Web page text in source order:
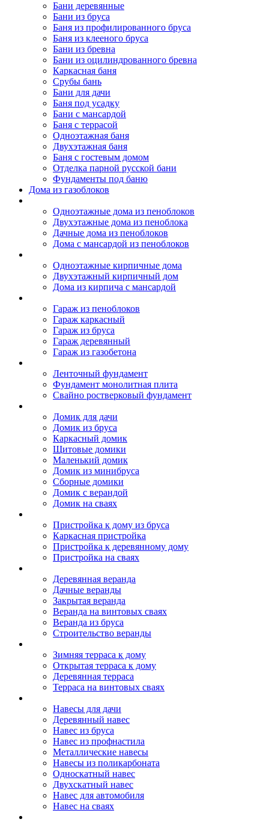
Бани деревянные
Бани из бруса
Баня из профилированного бруса
Баня из клееного бруса
Бани из бревна
Бани из оцилиндрованного бревна
Каркасная баня
Срубы бань
Бани для дачи
Баня под усадку
Бани с мансардой
Баня с террасой
Одноэтажная баня
Двухэтажная баня
Баня с гостевым домом
Отделка парной русской бани
Фундаменты под баню
Дома из газоблоков
Одноэтажные дома из пеноблоков
Двухэтажные дома из пеноблока
Дачные дома из пеноблоков
Дома с мансардой из пеноблоков
Одноэтажные кирпичные дома
Двухэтажный кирпичный дом
Дома из кирпича с мансардой
Гараж из пеноблоков
Гараж каркасный
Гараж из бруса
Гараж деревянный
Гараж из газобетона
Ленточный фундамент
Фундамент монолитная плита
Свайно ростверковый фундамент
Домик для дачи
Домик из бруса
Каркасный домик
Щитовые домики
Маленький домик
Домик из минибруса
Сборные домики
Домик с верандой
Домик на сваях
Пристройка к дому из бруса
Каркасная пристройка
Пристройка к деревянному дому
Пристройка на сваях
Деревянная веранда
Дачные веранды
Закрытая веранда
Веранда на винтовых сваях
Веранда из бруса
Строительство веранды
Зимняя терраса к дому
Открытая терраса к дому
Деревянная терраса
Терраса на винтовых сваях
Навесы для дачи
Деревянный навес
Навес из бруса
Навес из профнастила
Металлические навесы
Навесы из поликарбоната
Односкатный навес
Двухскатный навес
Навес для автомобиля
Навес на сваях